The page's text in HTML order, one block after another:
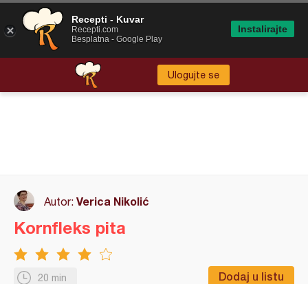
Ulogujte se
Autor: Verica Nikolić
20 min Dodaj u listu
Kornfleks pita
Recepti - Kuvar
Recepti.com
Besplatna - Google Play
Instalirajte